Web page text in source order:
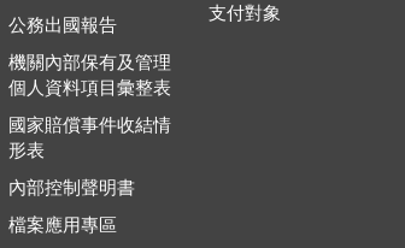
公務出國報告
機關內部保有及管理
個人資料項目彙整表
國家賠償事件收結情
形表
內部控制聲明書
檔案應用專區
支付對象